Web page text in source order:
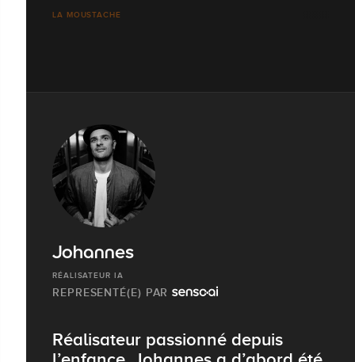
LA MOUSTACHE
Johannes
RÉALISATEUR IA
REPRESENTÉ(E) PAR
Réalisateur passionné depuis